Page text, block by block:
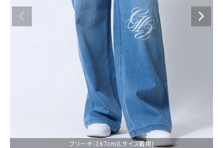
スタイリング
ブリーチ：167cm(Lサイズ着用)